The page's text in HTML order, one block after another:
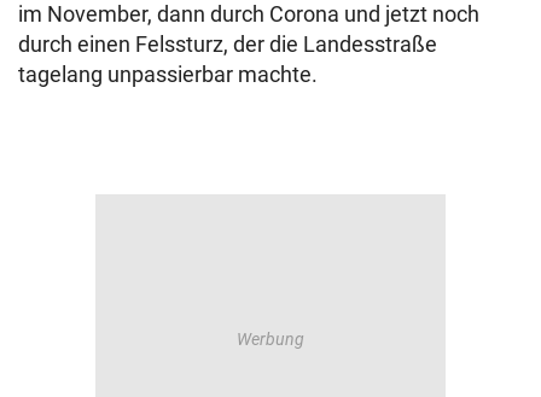
im November, dann durch Corona und jetzt noch
durch einen Felssturz, der die Landesstraße
tagelang unpassierbar machte.